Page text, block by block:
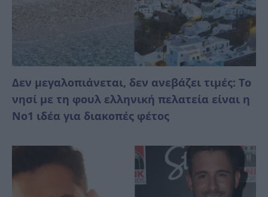
Δεν μεγαλοπιάνεται, δεν ανεβάζει τιμές: Το
νησί με τη φουλ ελληνική πελατεία είναι η
No1 ιδέα για διακοπές φέτος